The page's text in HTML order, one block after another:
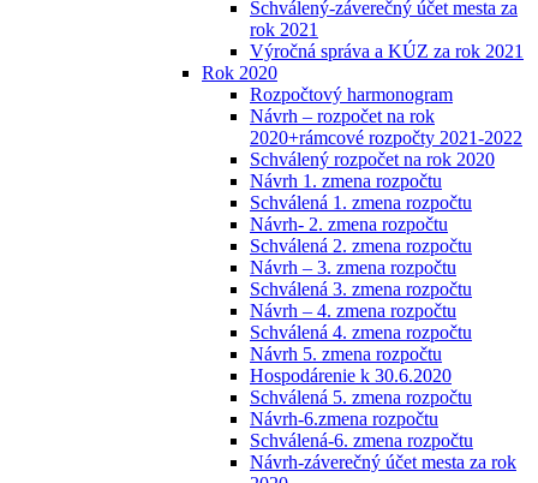
Schválený-záverečný účet mesta za
rok 2021
Výročná správa a KÚZ za rok 2021
Rok 2020
Rozpočtový harmonogram
Návrh – rozpočet na rok
2020+rámcové rozpočty 2021-2022
Schválený rozpočet na rok 2020
Návrh 1. zmena rozpočtu
Schválená 1. zmena rozpočtu
Návrh- 2. zmena rozpočtu
Schválená 2. zmena rozpočtu
Návrh – 3. zmena rozpočtu
Schválená 3. zmena rozpočtu
Návrh – 4. zmena rozpočtu
Schválená 4. zmena rozpočtu
Návrh 5. zmena rozpočtu
Hospodárenie k 30.6.2020
Schválená 5. zmena rozpočtu
Návrh-6.zmena rozpočtu
Schválená-6. zmena rozpočtu
Návrh-záverečný účet mesta za rok